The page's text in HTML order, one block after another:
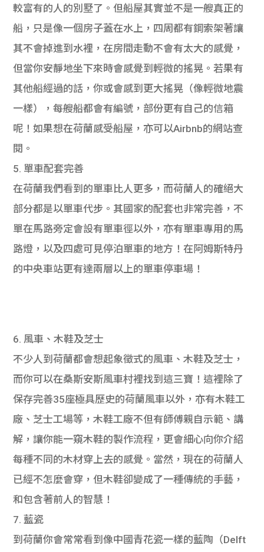
計數
機
Gui
de
學生
貸款
較富有的人的別墅了。但船屋其實並不是一艘真正的
船，只是像一個房子蓋在水上，四周都有鋼索架著讓
其不會掉進到水裡，在房間走動不會有太大的感覺，
但當你安靜地坐下來時會感覺到輕微的搖晃。若果有
其他船經過的話，你或會感到更大搖晃（像輕微地震
一樣），每艘船都會有編號，部份更有自己的信箱
呢！如果想在荷蘭感受船屋，亦可以Airbnb的網站查
閱。
5. 單車配套完善
在荷蘭我們看到的單車比人更多，而荷蘭人的確絕大
部分都是以單車代步。其國家的配套也非常完善，不
單在馬路旁定會設有單車徑以外，亦有單車專用的馬
路燈，以及四處可見停泊單車的地方！在阿姆斯特丹
的中央車站更有達兩層以上的單車停車場！
6. 風車、木鞋及芝士
不少人到荷蘭都會想起象徵式的風車、木鞋及芝士，
而你可以在桑斯安斯風車村裡找到這三寶！這裡除了
保存完善35座極具歷史的荷蘭風車以外，亦有木鞋工
廠、芝士工場等，木鞋工廠不但有師傅親自示範、講
解，讓你能一窺木鞋的製作流程，更會細心向你介紹
每種不同的木材穿上去的感覺。當然，現在的荷蘭人
已經不怎麼會穿，但木鞋卻變成了一種傳統的手藝，
和包含著前人的智慧！
7. 藍瓷
到荷蘭你會常常看到像中國青花瓷一樣的藍陶（Delft